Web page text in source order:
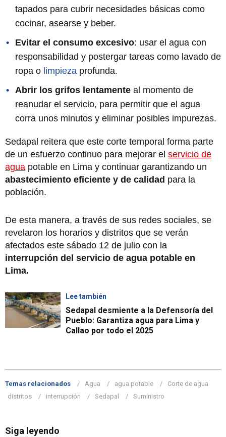
tapados para cubrir necesidades básicas como
cocinar, asearse y beber.
Evitar el consumo excesivo: usar el agua con
responsabilidad y postergar tareas como lavado de
ropa o limpieza profunda.
Abrir los grifos lentamente al momento de
reanudar el servicio, para permitir que el agua
corra unos minutos y eliminar posibles impurezas.
Sedapal reitera que este corte temporal forma parte
de un esfuerzo continuo para mejorar el servicio de
agua potable en Lima y continuar garantizando un
abastecimiento eficiente y de calidad para la
población.
De esta manera, a través de sus redes sociales, se
revelaron los horarios y distritos que se verán
afectados este sábado 12 de julio con la
interrupción del servicio de agua potable en
Lima.
Lee también
Sedapal desmiente a la Defensoría del
Pueblo: Garantiza agua para Lima y
Callao por todo el 2025
Temas relacionados Agua agua potable
Corte de agua
distritos
interrupción Sedapal Suministro
Siga leyendo